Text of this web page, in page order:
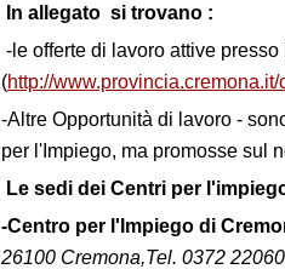
In allegato si trovano :
-le offerte di lavoro attive
(http://www.provincia.cremona.it/
-Altre Opportunità di lavoro -
per l'Impiego, ma promosse sul
Le sedi dei Centri per
-Centro per l'Impiego di
26100 Cremona,Tel. 0372